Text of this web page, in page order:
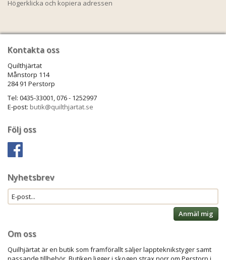
Högerklicka och kopiera adressen
Kontakta oss
Quilthjärtat
Månstorp 114
284 91 Perstorp
Tel: 0435-33001, 076 - 1252997
E-post: butik@quilthjartat.se
Följ oss
Nyhetsbrev
Anmäl mig
Om oss
Quilhjärtat är en butik som framförallt säljer lappteknikstyger samt